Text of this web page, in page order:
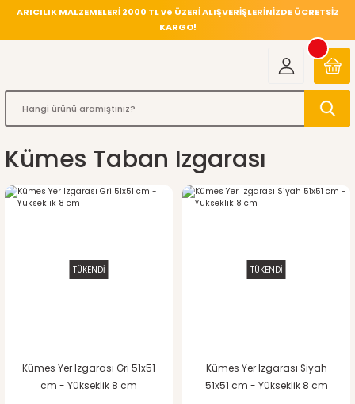
ARICILIK MALZEMELERİ 2000 TL ve ÜZERİ ALIŞVERİŞLERİNİZDE ÜCRETSİZ
KARGO!
Kümes Taban Izgarası
TÜKENDİ
Kümes Yer Izgarası Gri 51x51
cm - Yükseklik 8 cm
TÜKENDİ
Kümes Yer Izgarası Siyah
51x51 cm - Yükseklik 8 cm